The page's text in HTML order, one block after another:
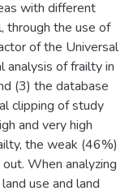
with different
through the use of
of the Universal
analysis of frailty in
(3) the database
clipping of study
and very high
the weak (46%)
When analyzing
use and land